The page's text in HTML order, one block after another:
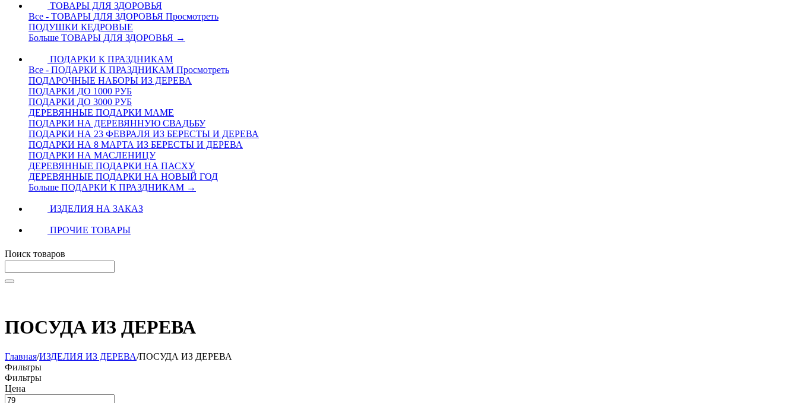
ТОВАРЫ ДЛЯ ЗДОРОВЬЯ
Все - ТОВАРЫ ДЛЯ ЗДОРОВЬЯ Просмотреть
ПОДУШКИ КЕДРОВЫЕ
Больше ТОВАРЫ ДЛЯ ЗДОРОВЬЯ →
ПОДАРКИ К ПРАЗДНИКАМ
Все - ПОДАРКИ К ПРАЗДНИКАМ Просмотреть
ПОДАРОЧНЫЕ НАБОРЫ ИЗ ДЕРЕВА
ПОДАРКИ ДО 1000 РУБ
ПОДАРКИ ДО 3000 РУБ
ДЕРЕВЯННЫЕ ПОДАРКИ МАМЕ
ПОДАРКИ НА ДЕРЕВЯННУЮ СВАДЬБУ
ПОДАРКИ НА 23 ФЕВРАЛЯ ИЗ БЕРЕСТЫ И ДЕРЕВА
ПОДАРКИ НА 8 МАРТА ИЗ БЕРЕСТЫ И ДЕРЕВА
ПОДАРКИ НА МАСЛЕНИЦУ
ДЕРЕВЯННЫЕ ПОДАРКИ НА ПАСХУ
ДЕРЕВЯННЫЕ ПОДАРКИ НА НОВЫЙ ГОД
Больше ПОДАРКИ К ПРАЗДНИКАМ →
ИЗДЕЛИЯ НА ЗАКАЗ
ПРОЧИЕ ТОВАРЫ
Поиск товаров
ПОСУДА ИЗ ДЕРЕВА
Главная/ИЗДЕЛИЯ ИЗ ДЕРЕВА/ПОСУДА ИЗ ДЕРЕВА
Фильтры
Фильтры
Цена